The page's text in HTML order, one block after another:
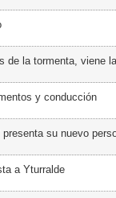
de la tormenta, viene
y conducción
presenta su nuevo
a Yturralde